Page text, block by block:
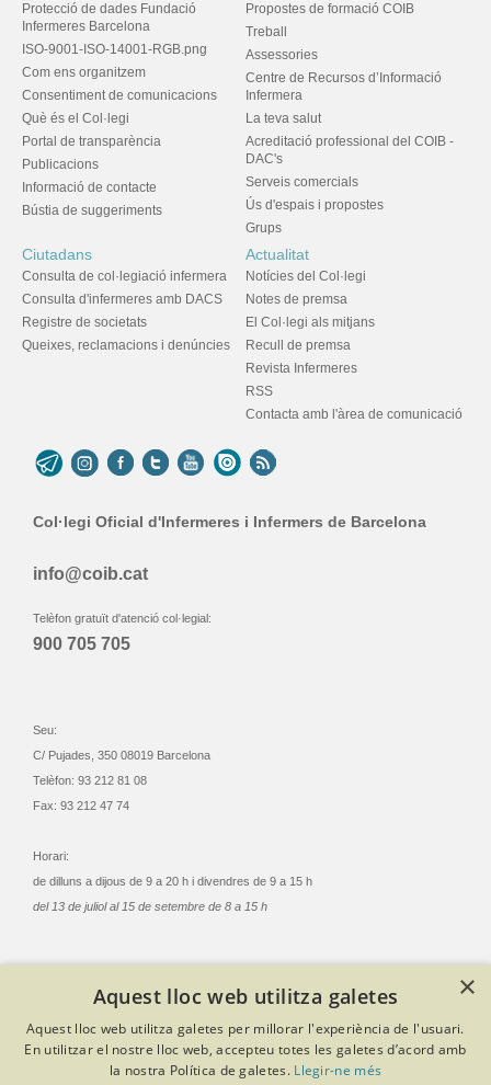
Protecció de dades Fundació
Infermeres Barcelona
ISO-9001-ISO-14001-RGB.png
Com ens organitzem
Consentiment de comunicacions
Què és el Col·legi
Portal de transparència
Publicacions
Informació de contacte
Bústia de suggeriments
Propostes de formació COIB
Treball
Assessories
Centre de Recursos d’Informació
Infermera
La teva salut
Acreditació professional del COIB -
DAC's
Serveis comercials
Ús d'espais i propostes
Grups
Ciutadans
Consulta de col·legiació infermera
Consulta d'infermeres amb DACS
Registre de societats
Queixes, reclamacions i denúncies
Actualitat
Notícies del Col·legi
Notes de premsa
El Col·legi als mitjans
Recull de premsa
Revista Infermeres
RSS
Contacta amb l'àrea de comunicació
Col·legi Oficial d'Infermeres i Infermers de Barcelona
info@coib.cat
Telèfon gratuït d'atenció col·legial:
900 705 705
Seu:
C/ Pujades, 350 08019 Barcelona
Telèfon: 93 212 81 08
Fax: 93 212 47 74
Horari:
de dilluns a dijous de 9 a 20 h i divendres de 9 a 15 h
del 13 de juliol al 15 de setembre de 8 a 15 h
© Col·legi Oficial Infermeres i Infermers de Barcelona
Criteris de privacitat
Política de cookies
Avís legal
Política de protecció de dades
Política de qualitat
×
Aquest lloc web utilitza galetes
Aquest lloc web utilitza galetes per millorar l'experiència de l'usuari.
En utilitzar el nostre lloc web, accepteu totes les galetes d’acord amb
la nostra Política de galetes. Llegir-ne més